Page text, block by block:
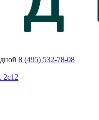
8 (495) 532-78-08
2с12